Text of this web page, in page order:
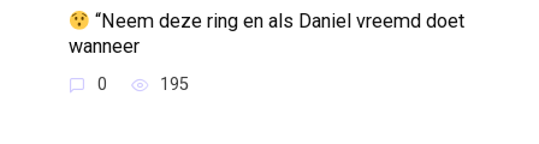
“Neem deze ring en als Daniel vreemd doet
wanneer
0 195